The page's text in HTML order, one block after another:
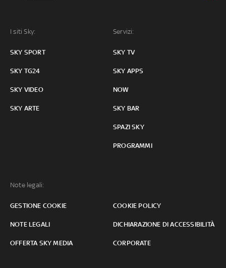
I siti Sky:
SKY SPORT
SKY TG24
SKY VIDEO
SKY ARTE
Servizi:
SKY TV
SKY APPS
NOW
SKY BAR
SPAZI SKY
PROGRAMMI
Note legali:
GESTIONE COOKIE COOKIE POLICY
NOTE LEGALI DICHIARAZIONE DI ACCESSIBILITÀ
OFFERTA SKY MEDIA CORPORATE